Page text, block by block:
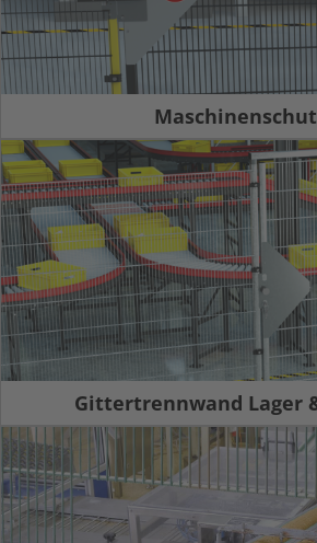
Gittertrennwand Lager